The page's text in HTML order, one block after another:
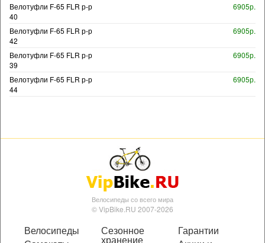
Велотуфли F-65 FLR р-р
40
6905р.
Велотуфли F-65 FLR р-р
42
6905р.
Велотуфли F-65 FLR р-р
39
6905р.
Велотуфли F-65 FLR р-р
44
6905р.
Велосипеды со всего мира
© VipBike.RU 2007-2026
Велосипеды
Сезонное
хранение
Гарантии